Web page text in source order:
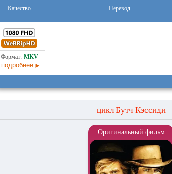
Качество Перевод
подробнее
цикл Бутч Кэссиди
Оригинальный фильм